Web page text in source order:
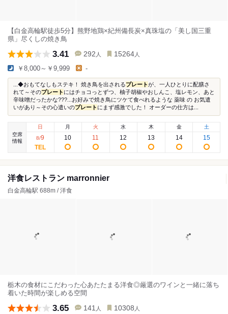
【白金高輪駅徒歩5分】熊野地鶏×紀州備長炭×真珠塩の「美し国三重
県」尽くしの焼き鳥
3.41 292 人 15264 人
￥8,000～￥9,999 -
...◆おもてなしもステキ！ 焼き鳥を出されるプレートが、一人ひとりに配膳さ
れて～そのプレート にはチョコっとずつ、柚子胡椒やおしんこ、塩レモン、あと
辛味噌だったかな???...お好みで焼き鳥にツケて食べれるような 薬味 の お気遣
いがあり～その心遣いのプレート にまず感激でした！ オーダーの仕方は...
空席
情報
日
8/9
月
10
火
11
水
12
木
13
金
14
土
15
洋食レストラン marronnier
白金高輪駅 688m / 洋食
栃木の食材にこだわった心あたたまる洋食◎厳選のワインと一緒に落ち
着いた時間が楽しめる空間
3.65 141 人 10308 人